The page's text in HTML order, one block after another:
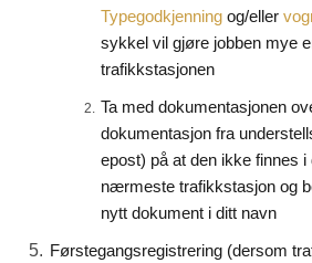
Typegodkjenningog/eller
sykkel vil gjøre jobben mye
trafikkstasjonen
Ta med dokumentasjonen
dokumentasjon fra
epost) på at den ikke finnes
nærmeste trafikkstasjon og
nytt dokument i ditt navn
Førstegangsregistrering (dersom